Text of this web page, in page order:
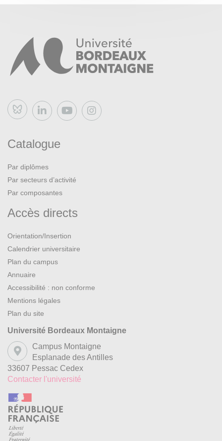
Bluesky
Catalogue
Par diplômes
Par secteurs d’activité
Par composantes
Accès directs
Orientation/Insertion
Calendrier universitaire
Plan du campus
Annuaire
Accessibilité : non conforme
Mentions légales
Plan du site
Université Bordeaux Montaigne
Campus Montaigne
Esplanade des Antilles
33607 Pessac Cedex
Contacter l'université